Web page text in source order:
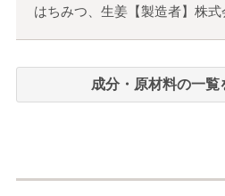
はちみつ、生姜【製造者】株
成分・原材料の一覧